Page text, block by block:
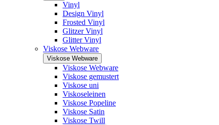
Vinyl
Design Vinyl
Frosted Vinyl
Glitzer Vinyl
Glitter Vinyl
Viskose Webware
Viskose Webware
Viskose Webware
Viskose gemustert
Viskose uni
Viskoseleinen
Viskose Popeline
Viskose Satin
Viskose Twill